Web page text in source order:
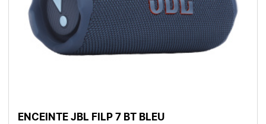
ENCEINTE JBL FILP 7 BT BLEU